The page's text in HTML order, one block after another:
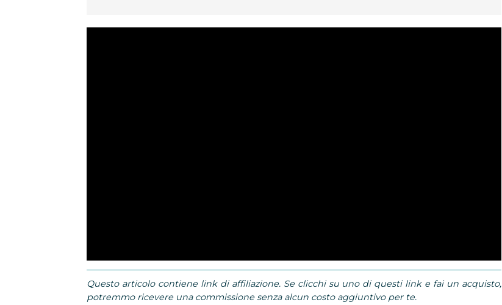
Questo articolo contiene link di affiliazione. Se clicchi su uno di questi link e fai un acquisto,
potremmo ricevere una commissione senza alcun costo aggiuntivo per te.